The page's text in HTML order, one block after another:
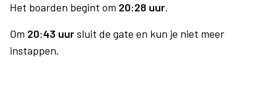
Het boarden begint om 20:28 uur.
Om 20:43 uursluit de gate en kun je niet meer
instappen.